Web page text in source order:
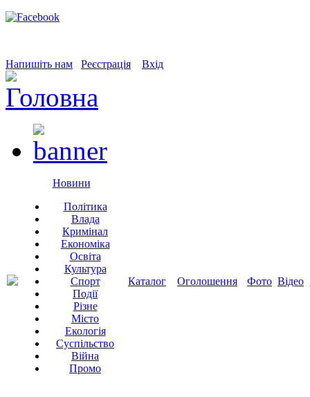
Напишіть нам Реєстрація Вхід
Новини
Політика
Влада
Кримінал
Економіка
Освіта
Культура
Спорт
Події
Різне
Місто
Екологія
Суспільство
Війна
Промо
Каталог Оголошення Фото Відео